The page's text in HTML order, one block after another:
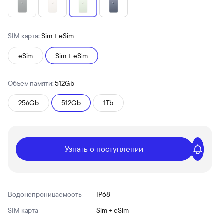
SIM карта: Sim + eSim
eSim Sim + eSim
Объем памяти: 512Gb
256Gb 512Gb 1Tb
Узнать о поступлении
Водонепроницаемость
IP68
SIM карта
Sim + eSim